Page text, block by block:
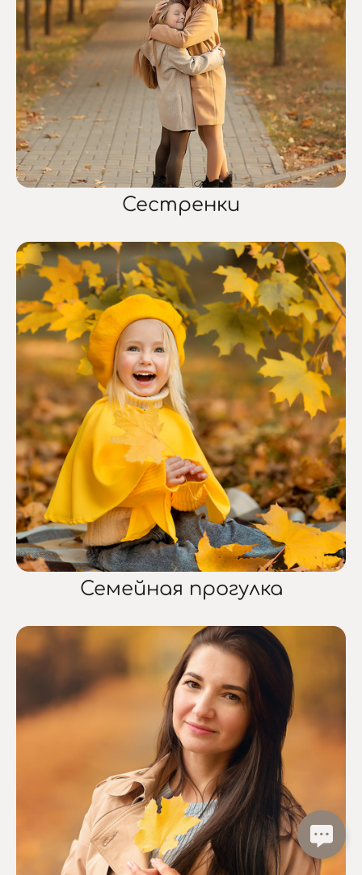
Сестренки
Семейная прогулка